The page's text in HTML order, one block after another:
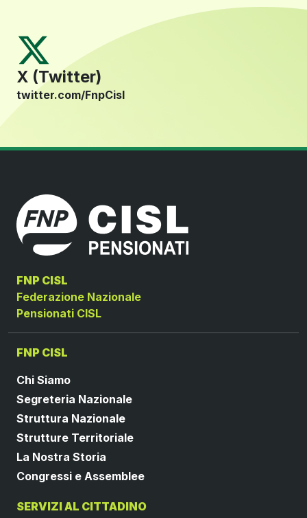
X (Twitter)
twitter.com/FnpCisl
FNP CISL
Federazione Nazionale
Pensionati CISL
FNP CISL
Chi Siamo
Segreteria Nazionale
Struttura Nazionale
Strutture Territoriale
La Nostra Storia
Congressi e Assemblee
SERVIZI AL CITTADINO